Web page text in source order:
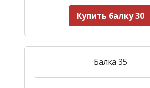
Купить балку 30
Балка 35